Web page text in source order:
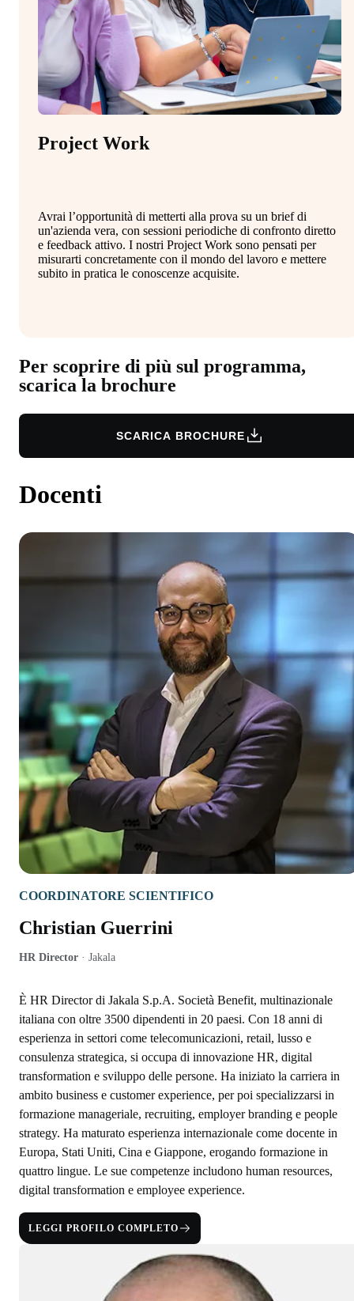
Project Work
Avrai l’opportunità di metterti alla prova su un brief di
un'azienda vera, con sessioni periodiche di confronto diretto
e feedback attivo. I nostri Project Work sono pensati per
misurarti concretamente con il mondo del lavoro e mettere
subito in pratica le conoscenze acquisite.
Per scoprire di più sul programma,
scarica la brochure
SCARICA BROCHURE
Docenti
COORDINATORE SCIENTIFICO
Christian Guerrini
HR Director · Jakala
È HR Director di Jakala S.p.A. Società Benefit, multinazionale
italiana con oltre 3500 dipendenti in 20 paesi. Con 18 anni di
esperienza in settori come telecomunicazioni, retail, lusso e
consulenza strategica, si occupa di innovazione HR, digital
transformation e sviluppo delle persone. Ha iniziato la carriera in
ambito business e customer experience, per poi specializzarsi in
formazione manageriale, recruiting, employer branding e people
strategy. Ha maturato esperienza internazionale come docente in
Europa, Stati Uniti, Cina e Giappone, erogando formazione in
quattro lingue. Le sue competenze includono human resources,
digital transformation e employee experience.
LEGGI PROFILO COMPLETO